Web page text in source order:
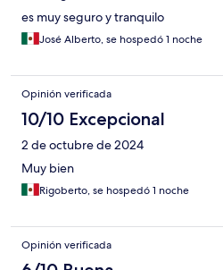
es muy seguro y tranquilo
José Alberto, se hospedó 1 noche
Opinión verificada
10/10 Excepcional
2 de octubre de 2024
Muy bien
Rigoberto, se hospedó 1 noche
Opinión verificada